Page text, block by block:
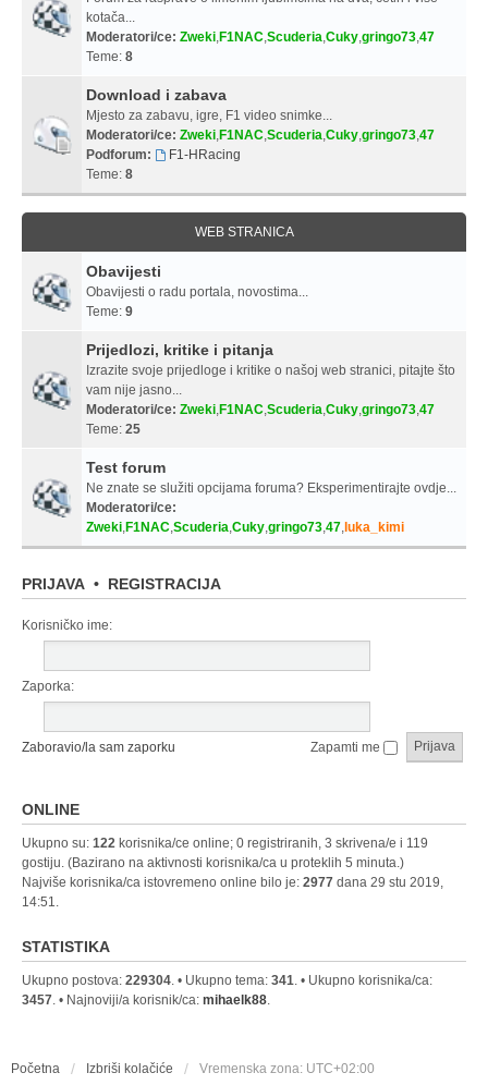
kotača...
Moderatori/ce: Zweki,F1NAC,Scuderia,Cuky,gringo73,47
Teme: 8
Download i zabava
Mjesto za zabavu, igre, F1 video snimke...
Moderatori/ce: Zweki,F1NAC,Scuderia,Cuky,gringo73,47
Podforum:
F1-HRacing
Teme: 8
WEB STRANICA
Obavijesti
Obavijesti o radu portala, novostima...
Teme: 9
Prijedlozi, kritike i pitanja
Izrazite svoje prijedloge i kritike o našoj web stranici, pitajte što
vam nije jasno...
Moderatori/ce: Zweki,F1NAC,Scuderia,Cuky,gringo73,47
Teme: 25
Test forum
Ne znate se služiti opcijama foruma? Eksperimentirajte ovdje...
Moderatori/ce:
Zweki,F1NAC,Scuderia,Cuky,gringo73,47,luka_kimi
PRIJAVA • REGISTRACIJA
Korisničko ime:
Zaporka:
Zaboravio/la sam zaporku Zapamti me
ONLINE
Ukupno su: 122 korisnika/ce online; 0 registriranih, 3 skrivena/e i 119
gostiju. (Bazirano na aktivnosti korisnika/ca u proteklih 5 minuta.)
Najviše korisnika/ca istovremeno online bilo je: 2977 dana 29 stu 2019,
14:51.
STATISTIKA
Ukupno postova: 229304. • Ukupno tema: 341. • Ukupno korisnika/ca:
3457. • Najnoviji/a korisnik/ca: mihaelk88.
Početna Izbriši kolačiće Vremenska zona: UTC+02:00